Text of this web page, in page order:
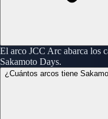
El arco JCC Arc abarca los
Sakamoto Days.
¿Cuántos arcos tiene